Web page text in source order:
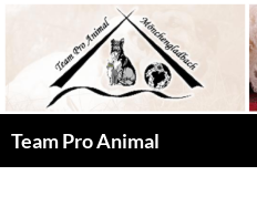
springen
Team Pro Animal